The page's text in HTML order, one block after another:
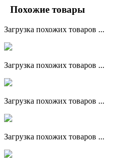
Похожие товары
Загрузка похожих товаров ...
Загрузка похожих товаров ...
Загрузка похожих товаров ...
Загрузка похожих товаров ...